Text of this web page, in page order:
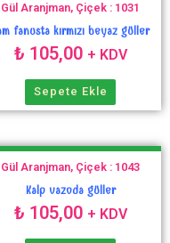
Gül Aranjman, Çiçek : 1031
fanusta kırmızı beyaz güller
₺ 105,00 + KDV
Sepete Ekle
Gül Aranjman, Çiçek : 1043
Kalp vazoda güller
₺ 105,00 + KDV